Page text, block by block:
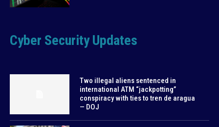
Cyber Security Updates
Two illegal aliens sentenced in
international ATM “jackpotting”
conspiracy with ties to tren de aragua
— DOJ